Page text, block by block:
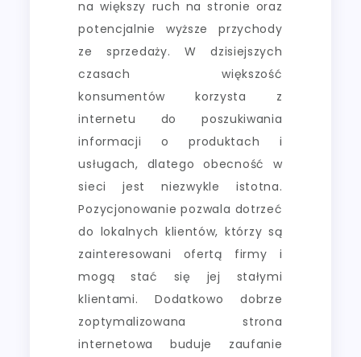
na większy ruch na stronie oraz
potencjalnie wyższe przychody
ze sprzedaży. W dzisiejszych
czasach większość
konsumentów korzysta z
internetu do poszukiwania
informacji o produktach i
usługach, dlatego obecność w
sieci jest niezwykle istotna.
Pozycjonowanie pozwala dotrzeć
do lokalnych klientów, którzy są
zainteresowani ofertą firmy i
mogą stać się jej stałymi
klientami. Dodatkowo dobrze
zoptymalizowana strona
internetowa buduje zaufanie